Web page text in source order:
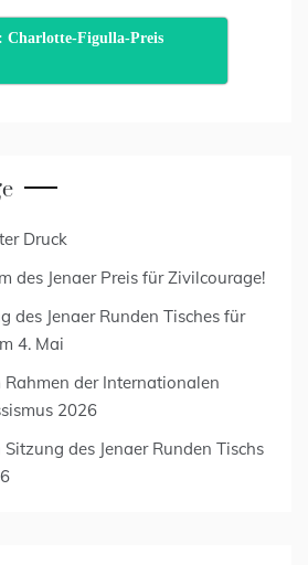
Charlotte-Figulla-Preis
Druck
des Jenaer Preis für Zivilcourage!
des Jenaer Runden Tisches für
4. Mai
der Internationalen
2026
des Jenaer Runden Tischs